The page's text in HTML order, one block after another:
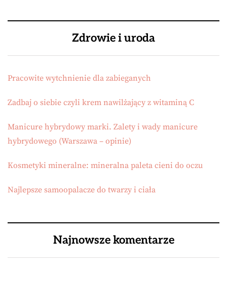
Zdrowie i uroda
Pracowite wytchnienie dla zabieganych
Zadbaj o siebie czyli krem nawilżający z witaminą C
Manicure hybrydowy marki. Zalety i wady manicure
hybrydowego (Warszawa – opinie)
Kosmetyki mineralne: mineralna paleta cieni do oczu
Najlepsze samoopalacze do twarzy i ciała
Najnowsze komentarze